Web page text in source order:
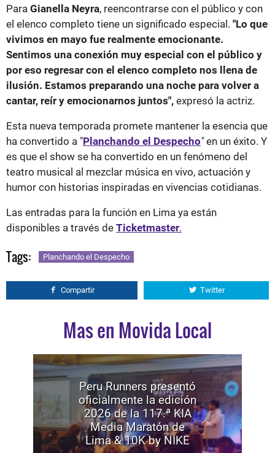
Para Gianella Neyra, reencontrarse con el público y con
el elenco completo tiene un significado especial. "Lo que
vivimos en mayo fue realmente emocionante.
Sentimos una conexión muy especial con el público y
por eso regresar con el elenco completo nos llena de
ilusión. Estamos preparando una noche para volver a
cantar, reír y emocionarnos juntos", expresó la actriz.
Esta nueva temporada promete mantener la esencia que
ha convertido a "Planchando el Despecho"en un éxito. Y
es que el show se ha convertido en un fenómeno del
teatro musical al mezclar música en vivo, actuación y
humor con historias inspiradas en vivencias cotidianas.
Las entradas para la función en Lima ya están
disponibles a través de Ticketmaster.
Tags: Planchando el Despecho
Compartir Twitter
Mas en Movida Local
Peru Runners presentó
oficialmente la edición
2026 de la 117.ª KIA
Media Maratón de
Lima & 10K by NIKE